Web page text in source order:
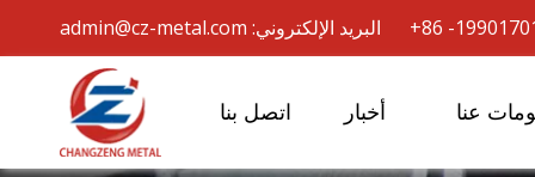
admin@cz-metal.com
عنا أخبار اتصل بنا